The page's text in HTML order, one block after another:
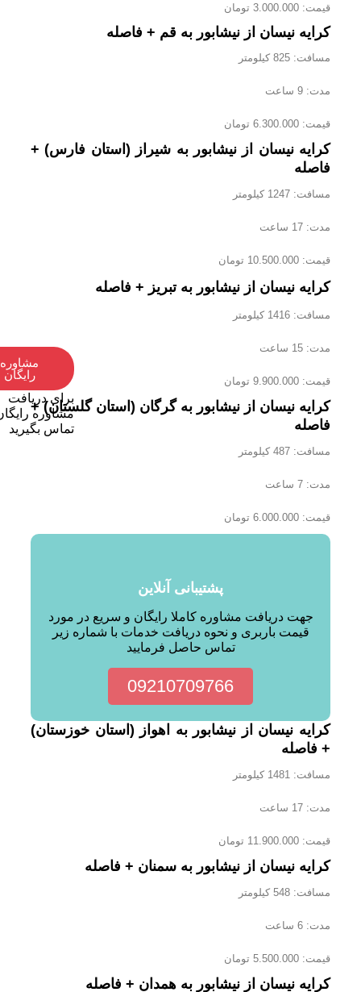
قیمت: 3.000.000 تومان
کرایه نیسان از نیشابور به قم + فاصله
مسافت: 825 کیلومتر
مدت: 9 ساعت
قیمت: 6.300.000 تومان
کرایه نیسان از نیشابور به شیراز (استان فارس) +
فاصله
مسافت: 1247 کیلومتر
مدت: 17 ساعت
قیمت: 10.500.000 تومان
کرایه نیسان از نیشابور به تبریز + فاصله
مسافت: 1416 کیلومتر
مدت: 15 ساعت
قیمت: 9.900.000 تومان
کرایه نیسان از نیشابور به گرگان (استان گلستان) +
فاصله
مسافت: 487 کیلومتر
مدت: 7 ساعت
قیمت: 6.000.000 تومان
پشتیبانی آنلاین
جهت دریافت مشاوره کاملا رایگان و سریع در مورد
قیمت باربری و نحوه دریافت خدمات با شماره زیر
تماس حاصل فرمایید
09210709766
کرایه نیسان از نیشابور به اهواز (استان خوزستان)
+ فاصله
مسافت: 1481 کیلومتر
مدت: 17 ساعت
قیمت: 11.900.000 تومان
کرایه نیسان از نیشابور به سمنان + فاصله
مسافت: 548 کیلومتر
مدت: 6 ساعت
قیمت: 5.500.000 تومان
کرایه نیسان از نیشابور به همدان + فاصله
مشاوره
رایگان
برای دریافت
مشاوره رایگان با
تماس بگیرید